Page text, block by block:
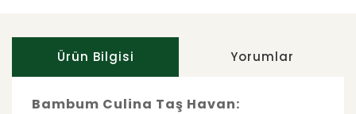
Ürün Bilgisi Yorumlar
Bambum Culina Taş Havan: